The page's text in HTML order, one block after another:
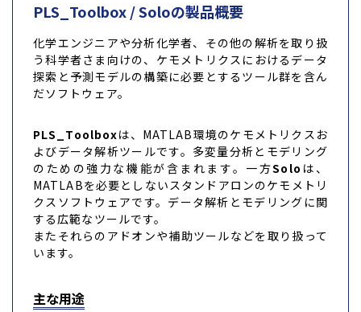
PLS_Toolbox / Soloの製品概要
化学エンジニアや分析化学者、その他の解析を取り扱
う科学者さま向けの、ケモメトリクスにおけるデータ
探索と予測モデルの構築に必要とするツール群を含ん
だソフトウェア。
PLS_Toolboxは、MATLAB環境のケモメトリクスお
よびデータ解析ツールです。多変量分析とモデリング
のための強力な機能が含まれます。一方Solo は、
MATLABを必要としないスタンドアロンのケモメトリ
クスソフトウェアです。データ解析とモデリングに関
する広範なツールです。
またそれらのアドオンや補助ツールなどを取り扱って
います。
主な用途